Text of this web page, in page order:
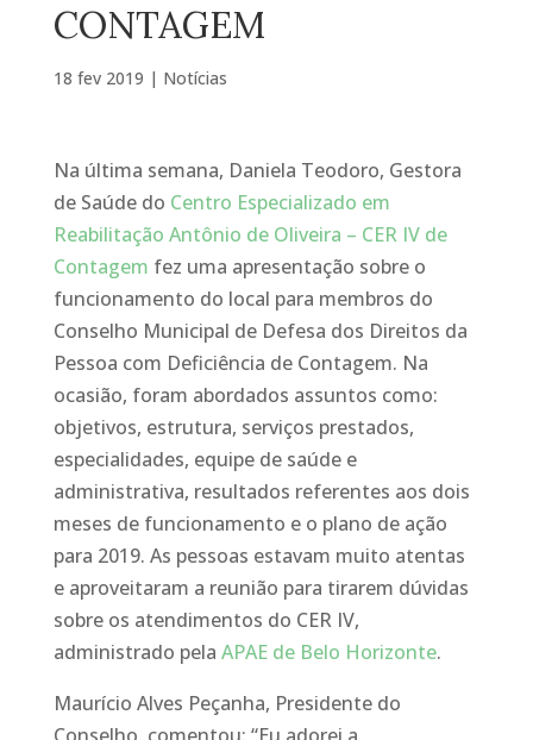
CONTAGEM
18 fev 2019 | Notícias
Na última semana, Daniela Teodoro, Gestora
de Saúde do Centro Especializado em
Reabilitação Antônio de Oliveira – CER IV de
Contagem fez uma apresentação sobre o
funcionamento do local para membros do
Conselho Municipal de Defesa dos Direitos da
Pessoa com Deficiência de Contagem. Na
ocasião, foram abordados assuntos como:
objetivos, estrutura, serviços prestados,
especialidades, equipe de saúde e
administrativa, resultados referentes aos dois
meses de funcionamento e o plano de ação
para 2019. As pessoas estavam muito atentas
e aproveitaram a reunião para tirarem dúvidas
sobre os atendimentos do CER IV,
administrado pela APAE de Belo Horizonte.
Maurício Alves Peçanha, Presidente do